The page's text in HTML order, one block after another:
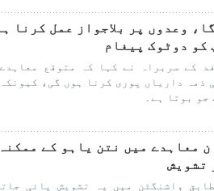
وعدوں پر بلاجواز عمل کرنا
کو دوٹوک پیغام
کے سربراہ نے کہا کہ متوقع
ذمہ داریاں پوری کرنا ہوں گی،
جو بوتا ہے۔
معاہدے میں نتن یاہو کے ممکنہ
تشویش
واشنگٹن میں یہ تشویش پائی